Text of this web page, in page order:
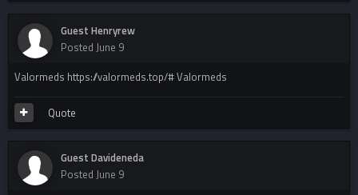
Guest Henryrew
Posted June 9
Valormeds https://valormeds.top/# Valormeds
Quote
Guest Davideneda
Posted June 9